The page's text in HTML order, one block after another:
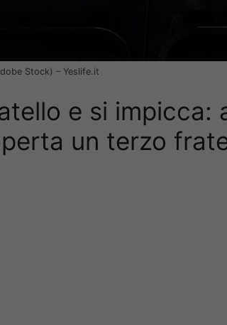
Stock) – Yeslife.it
e si impicca:
un terzo